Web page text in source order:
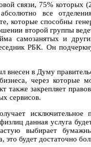
связи, 75% которых
все
которые способны
второй группы
самозанятых и
РБК. Он
в Думу
через которые
также закрепляет
сервисов.
исключительное
данная услуга
выбирает
будет достаточно